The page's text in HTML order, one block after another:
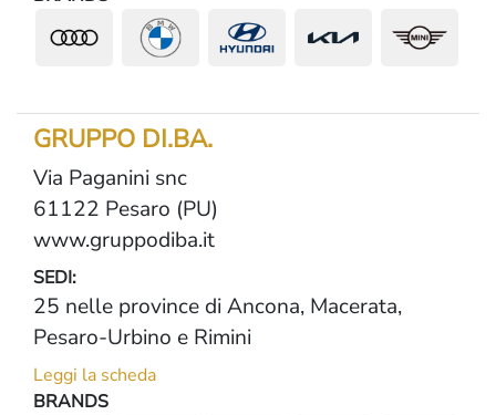
GRUPPO DI.BA.
Via Paganini snc
61122 Pesaro (PU)
www.gruppodiba.it
SEDI:
25 nelle province di Ancona, Macerata,
Pesaro-Urbino e Rimini
Leggi la scheda
BRANDS